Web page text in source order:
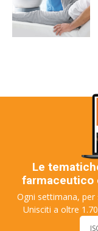
Le
farmaceutico
Ogni settimana,
Unisciti a oltre